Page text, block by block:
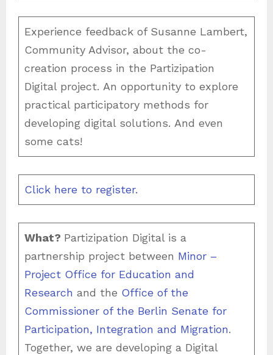
Experience feedback of Susanne Lambert,
Community Advisor, about the co-
creation process in the Partizipation
Digital project. An opportunity to explore
practical participatory methods for
developing digital solutions. And even
some cats!
Click here to register.
What? Partizipation Digital is a
partnership project between Minor –
Project Office for Education and
Research and the Office of the
Commissioner of the Berlin Senate for
Participation, Integration and Migration.
Together, we are developing a Digital